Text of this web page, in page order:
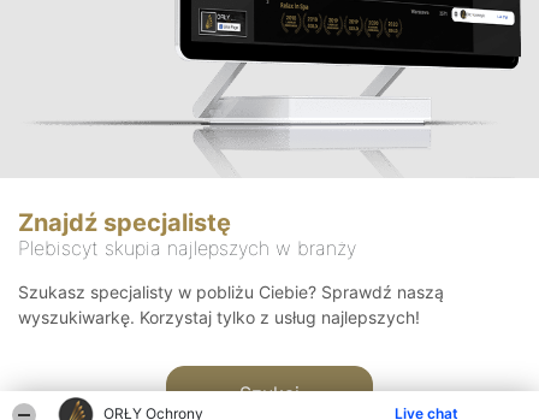
ORŁY Ochrony Live chat
Znajdź specjalistę
Plebiscyt skupia najlepszych w branży
Szukasz specjalisty w pobliżu Ciebie? Sprawdź naszą
wyszukiwarkę. Korzystaj tylko z usług najlepszych!
Szukaj